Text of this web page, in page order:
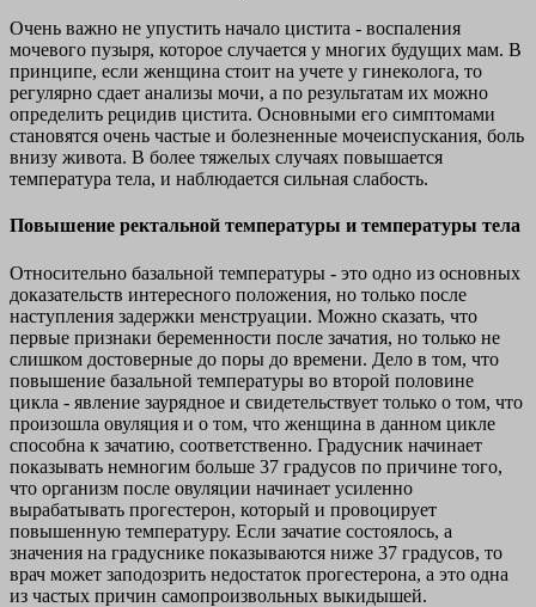
Очень важно не упустить начало цистита - воспаления
мочевого пузыря, которое случается у многих будущих мам. В
принципе, если женщина стоит на учете у гинеколога, то
регулярно сдает анализы мочи, а по результатам их можно
определить рецидив цистита. Основными его симптомами
становятся очень частые и болезненные мочеиспускания, боль
внизу живота. В более тяжелых случаях повышается
температура тела, и наблюдается сильная слабость.
Повышение ректальной температуры и температуры тела
Относительно базальной температуры - это одно из основных
доказательств интересного положения, но только после
наступления задержки менструации. Можно сказать, что
первые признаки беременности после зачатия, но только не
слишком достоверные до поры до времени. Дело в том, что
повышение базальной температуры во второй половине
цикла - явление заурядное и свидетельствует только о том, что
произошла овуляция и о том, что женщина в данном цикле
способна к зачатию, соответственно. Градусник начинает
показывать немногим больше 37 градусов по причине того,
что организм после овуляции начинает усиленно
вырабатывать прогестерон, который и провоцирует
повышенную температуру. Если зачатие состоялось, а
значения на градуснике показываются ниже 37 градусов, то
врач может заподозрить недостаток прогестерона, а это одна
из частых причин самопроизвольных выкидышей.